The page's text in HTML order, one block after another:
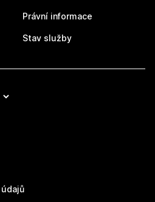
Právní informace
Stav služby